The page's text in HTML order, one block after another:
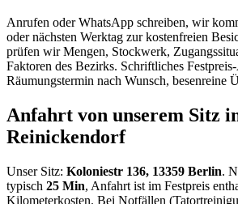
Anrufen oder WhatsApp schreiben, wir
oder nächsten Werktag zur kostenfreien
prüfen wir Mengen, Stockwerk,
Faktoren des Bezirks. Schriftliches
Räumungstermin nach Wunsch, besenreine
Anfahrt von unserem Sitz
Reinickendorf
Unser Sitz: Koloniestr 136, 13359 Berlin.
typisch 25 Min, Anfahrt ist im Festpreis
Kilometerkosten. Bei Notfällen